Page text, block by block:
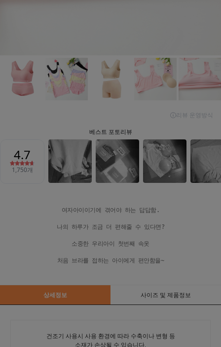
처음 브라를 접하는 아이에게 편안함을~
상세정보 사이즈 및 제품정보
건조기 사용시 사용 환경에 따라 수축이나 변형 등
소재가 손상될 수 있습니다.